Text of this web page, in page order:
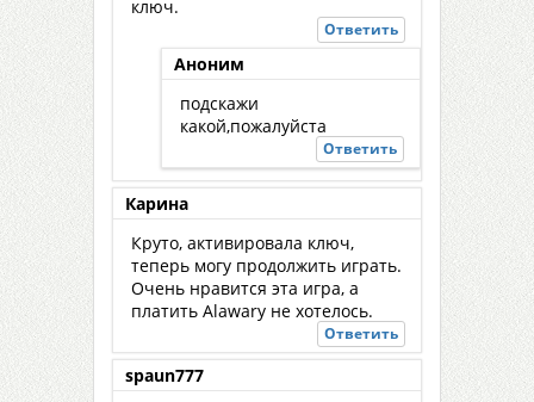
ключ.
Ответить
Аноним
подскажи
какой,пожалуйста
Ответить
Карина
Круто, активировала ключ,
теперь могу продолжить играть.
Очень нравится эта игра, а
платить Alawarу не хотелось.
Ответить
spaun777